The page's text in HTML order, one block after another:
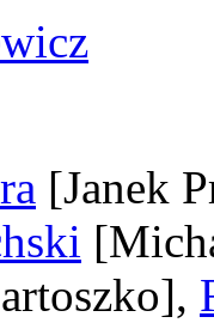
[Janek
,